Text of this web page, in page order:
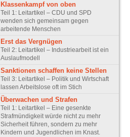
Klassenkampf von oben
Teil 1: Leitartikel – CDU und SPD
wenden sich gemeinsam gegen
arbeitende Menschen
Erst das Vergnügen
Teil 2: Leitartikel – Industriearbeit ist ein
Auslaufmodell
Sanktionen schaffen keine Stellen
Teil 3: Leitartikel – Politik und Wirtschaft
lassen Arbeitslose oft im Stich
Überwachen und Strafen
Teil 1: Leitartikel – Eine gesenkte
Strafmündigkeit würde nicht zu mehr
Sicherheit führen, sondern zu mehr
Kindern und Jugendlichen im Knast.